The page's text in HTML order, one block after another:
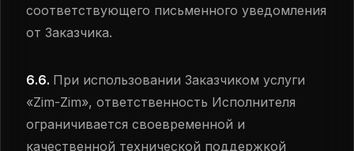
соответствующего письменного уведомления
от Заказчика.
6.6. При использовании Заказчиком услуги
«Zim-Zim», ответственность Исполнителя
ограничивается своевременной и
качественной технической поддержкой